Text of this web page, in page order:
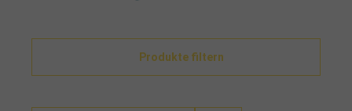
Produkte filtern